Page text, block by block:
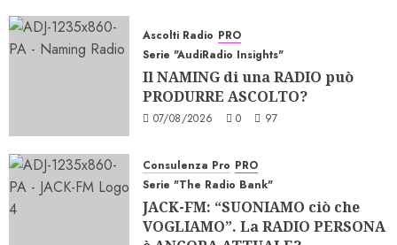
Ascolti Radio PRO
Serie "AudiRadio Insights"
Il NAMING di una RADIO può
PRODURRE ASCOLTO?
07/08/2026 0 97
Consulenza Pro PRO
Serie "The Radio Bank"
JACK-FM: “SUONIAMO ciò che
VOGLIAMO”. La RADIO PERSONA